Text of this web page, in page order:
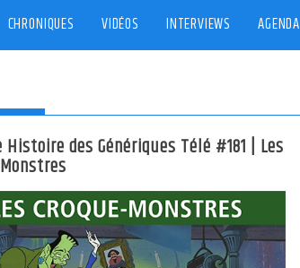
CHRONIQUES VIDÉOS INTERVIEWS AGENDA
Histoire des Génériques Télé #181 | Les